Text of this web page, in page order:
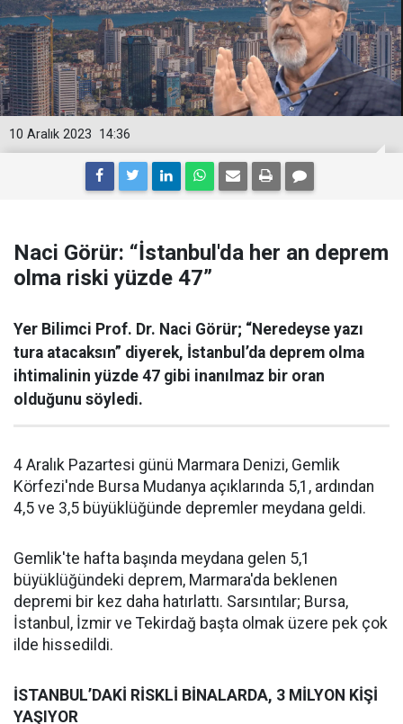
14:36
10 Aralık 2023
Naci Görür: “İstanbul'da her an deprem
olma riski yüzde 47”
Yer Bilimci Prof. Dr. Naci Görür; “Neredeyse yazı
tura atacaksın” diyerek, İstanbul’da deprem olma
ihtimalinin yüzde 47 gibi inanılmaz bir oran
olduğunu söyledi.
4 Aralık Pazartesi günü Marmara Denizi, Gemlik
Körfezi'nde Bursa Mudanya açıklarında 5,1, ardından
4,5 ve 3,5 büyüklüğünde depremler meydana geldi.
Gemlik'te hafta başında meydana gelen 5,1
büyüklüğündeki deprem, Marmara'da beklenen
depremi bir kez daha hatırlattı. Sarsıntılar; Bursa,
İstanbul, İzmir ve Tekirdağ başta olmak üzere pek çok
ilde hissedildi.
İSTANBUL’DAKİ RİSKLİ BİNALARDA, 3 MİLYON KİŞİ
YAŞIYOR